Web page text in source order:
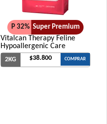
P 32% Super Premium
Vitalcan Therapy Feline
Hypoallergenic Care
2KG $38.800 COMPRAR